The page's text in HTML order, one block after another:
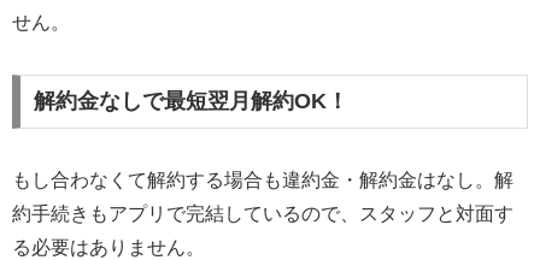
せん。
解約金なしで最短翌月解約OK！
もし合わなくて解約する場合も違約金・解約金はなし。解
約手続きもアプリで完結しているので、スタッフと対面す
る必要はありません。